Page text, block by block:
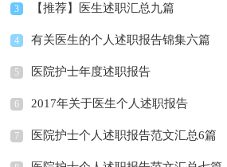
3 【推荐】医生述职汇总九篇
4 有关医生的个人述职报告锦集六篇
5 医院护士年度述职报告
6 2017年关于医生个人述职报告
7 医院护士个人述职报告范文汇总6篇